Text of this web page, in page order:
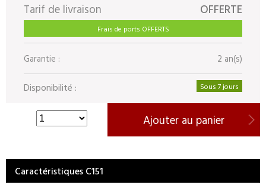
Tarif de livraison
OFFERTE
Frais de ports OFFERTS
Garantie : 2 an(s)
Disponibilité : Sous 7 jours
Ajouter au panier
Caractéristiques C151